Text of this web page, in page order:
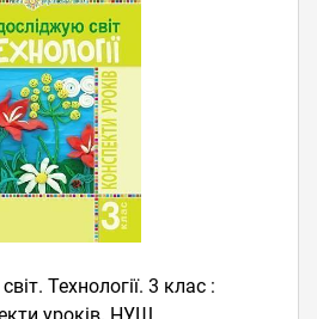
Технології. 3 клас :